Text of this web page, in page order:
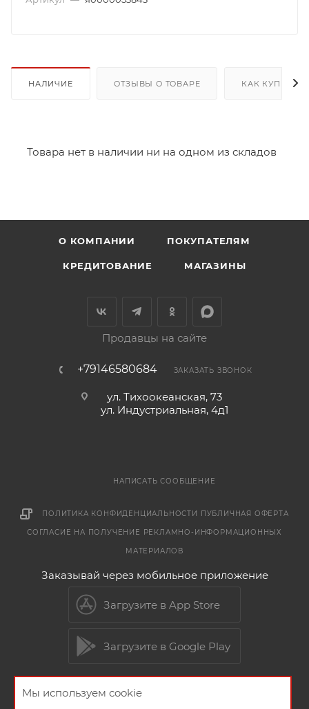
НАЛИЧИЕ ОТЗЫВЫ О ТОВАРЕ КАК КУПИТЬ
Товара нет в наличии ни на одном из складов
О КОМПАНИИ ПОКУПАТЕЛЯМ
КРЕДИТОВАНИЕ МАГАЗИНЫ
Продавцы на сайте
+79146580684 ЗАКАЗАТЬ ЗВОНОК
ул. Тихоокеанская, 73
ул. Индустриальная, 4д1
НАПИСАТЬ СООБЩЕНИЕ
ПОЛИТИКА КОНФИДЕНЦИАЛЬНОСТИ ПУБЛИЧНАЯ ОФЕРТА
СОГЛАСИЕ НА ПОЛУЧЕНИЕ РЕКЛАМНО-ИНФОРМАЦИОННЫХ
МАТЕРИАЛОВ
Заказывай через мобильное приложение
Загрузите в App Store
Загрузите в Google Play
Мы используем cookie